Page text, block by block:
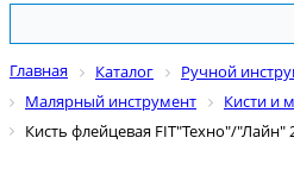
Главная Каталог
Ручной
Малярный инструмент
Кисти и
Кисть флейцевая FIT"Техно"/"Лайн"